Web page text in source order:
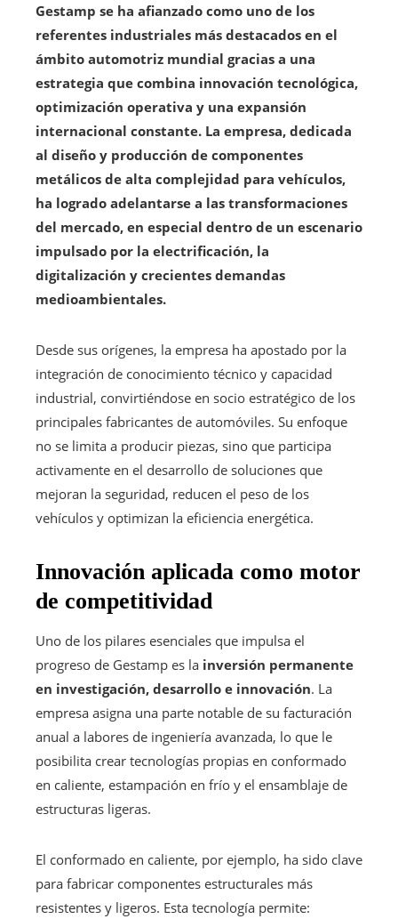
Gestamp se ha afianzado como uno de los
referentes industriales más destacados en el
ámbito automotriz mundial gracias a una
estrategia que combina innovación tecnológica,
optimización operativa y una expansión
internacional constante. La empresa, dedicada
al diseño y producción de componentes
metálicos de alta complejidad para vehículos,
ha logrado adelantarse a las transformaciones
del mercado, en especial dentro de un escenario
impulsado por la electrificación, la
digitalización y crecientes demandas
medioambientales.
Desde sus orígenes, la empresa ha apostado por la
integración de conocimiento técnico y capacidad
industrial, convirtiéndose en socio estratégico de los
principales fabricantes de automóviles. Su enfoque
no se limita a producir piezas, sino que participa
activamente en el desarrollo de soluciones que
mejoran la seguridad, reducen el peso de los
vehículos y optimizan la eficiencia energética.
Innovación aplicada como motor
de competitividad
Uno de los pilares esenciales que impulsa el
progreso de Gestamp es la inversión permanente
en investigación, desarrollo e innovación. La
empresa asigna una parte notable de su facturación
anual a labores de ingeniería avanzada, lo que le
posibilita crear tecnologías propias en conformado
en caliente, estampación en frío y el ensamblaje de
estructuras ligeras.
El conformado en caliente, por ejemplo, ha sido clave
para fabricar componentes estructurales más
resistentes y ligeros. Esta tecnología permite: